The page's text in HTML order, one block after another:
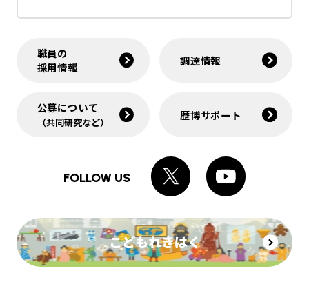
職員の
採用情報
調達情報
公募について
（共同研究など）
歴博サポート
FOLLOW US
こどもれきはく